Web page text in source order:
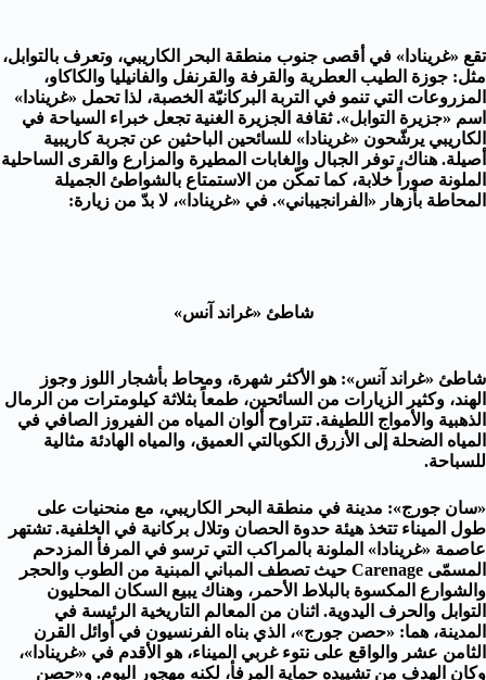
تقع «غرينادا» في أقصى جنوب منطقة البحر الكاريبي، وتعرف بالتوابل،
مثل: جوزة الطيب العطرية والقرفة والقرنفل والفانيليا والكاكاو،
المزروعات التي تنمو في التربة البركانيّة الخصبة، لذا تحمل «غرينادا»
اسم «جزيرة التوابل». ثقافة الجزيرة الغنية تجعل خبراء السياحة في
الكاريبي يرشّحون «غرينادا» للسائحين الباحثين عن تجربة كاريبية
أصيلة. هناك، توفر الجبال والغابات المطيرة والمزارع والقرى الساحلية
الملونة صوراً خلابة، كما تمكّن من الاستمتاع بالشواطئ الجميلة
المحاطة بأزهار «الفرانجيباني». في «غرينادا»، لا بدّ من زيارة:
شاطئ «غراند آنس»
شاطئ «غراند آنس»: هو الأكثر شهرة، ومحاط بأشجار اللوز وجوز
الهند، وكثير الزيارات من السائحين، طمعاً بثلاثة كيلومترات من الرمال
الذهبية والأمواج اللطيفة. تتراوح ألوان المياه من الفيروز الصافي في
المياه الضحلة إلى الأزرق الكوبالتي العميق، والمياه الهادئة مثالية
للسباحة.
«سان جورج»: مدينة في منطقة البحر الكاريبي، مع منحنيات على
طول الميناء تتخذ هيئة حدوة الحصان وتلال بركانية في الخلفية. تشتهر
عاصمة «غرينادا» الملونة بالمراكب التي ترسو في المرفأ المزدحم
المسمّى Carenage حيث تصطف المباني المبنية من الطوب والحجر
والشوارع المكسوة بالبلاط الأحمر، وهناك يبيع السكان المحليون
التوابل والحرف اليدوية. اثنان من المعالم التاريخية الرئيسة في
المدينة، هما: «حصن جورج»، الذي بناه الفرنسيون في أوائل القرن
الثامن عشر والواقع على نتوء غربي الميناء، هو الأقدم في «غرينادا»،
وكان الهدف من تشييده حماية المرفأ، لكنه مهجور اليوم. و«حصن